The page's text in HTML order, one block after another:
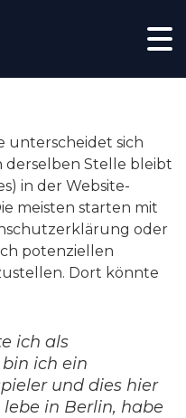
unterscheidet sich
derselben Stelle bleibt
in der Website-
meisten starten mit
oder
potenziellen
Dort könnte
ich als
ich ein
und dies hier
in Berlin, habe